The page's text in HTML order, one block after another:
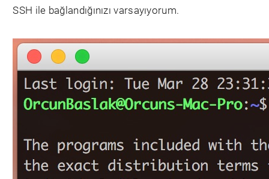
SSH ile bağlandığınızı varsayıyorum.